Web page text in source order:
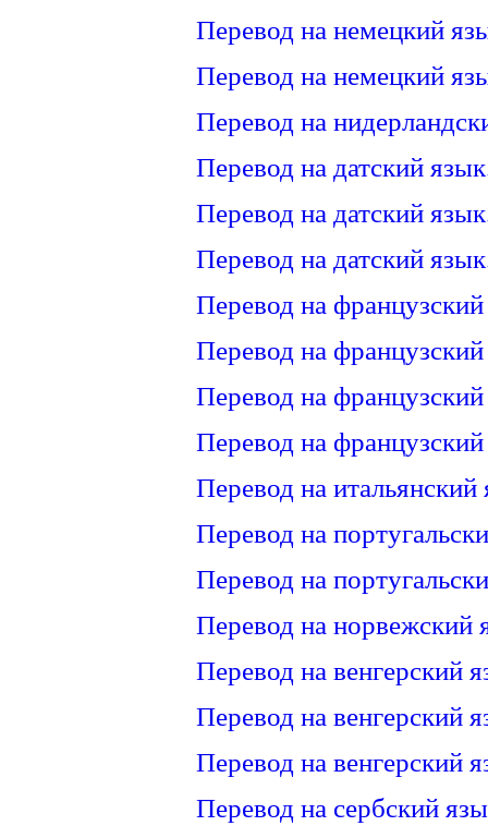
Перевод на немецкий
Перевод на немецкий
Перевод на
Перевод на датский
Перевод на датский
Перевод на датский
Перевод на
Перевод на
Перевод на
Перевод на
Перевод на итальянский
Перевод на
Перевод на
Перевод на норвежский
Перевод на венгерский
Перевод на венгерский
Перевод на венгерский
Перевод на сербский